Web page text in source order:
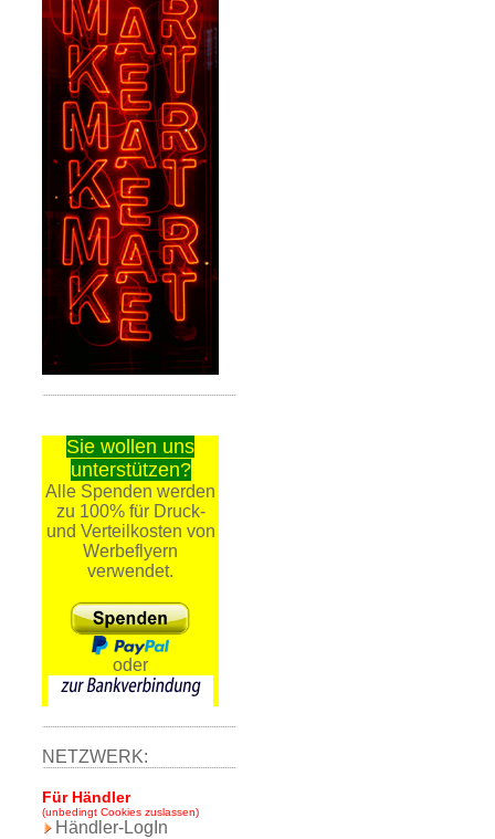
Sie wollen uns
unterstützen?
Alle Spenden werden
zu 100% für Druck-
und Verteilkosten von
Werbeflyern
verwendet.
oder
NETZWERK:
Für Händler
(unbedingt Cookies zuslassen)
Händler-LogIn